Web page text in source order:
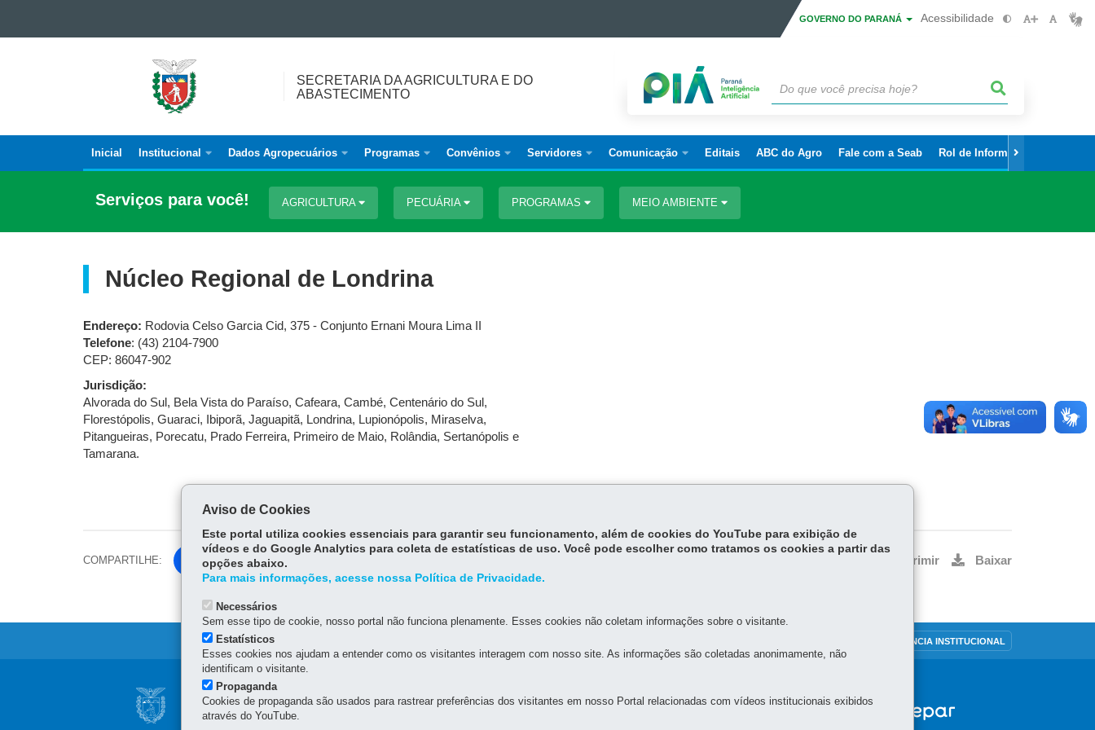
GOVERNO DO PARANÁ Acessibilidade
SECRETARIA
AGRICULTURA
DO
ABASTECIMENTO
SECRETARIA DA AGRICULTURA E DO
ABASTECIMENTO
Navegação
principal
Inicial Institucional Dados Agropecuários Programas Convênios Servidores Comunicação Editais ABC do Agro Fale com a Seab Rol de Informações Sigilosas
Serviços para você! AGRICULTURA PECUÁRIA PROGRAMAS MEIO AMBIENTE
Núcleo Regional de Londrina
Endereço: Rodovia Celso Garcia Cid, 375 - Conjunto Ernani Moura Lima II
Telefone: (43) 2104-7900
CEP: 86047-902
Jurisdição:
Alvorada do Sul, Bela Vista do Paraíso, Cafeara, Cambé, Centenário do Sul,
Florestópolis, Guaraci, Ibiporã, Jaguapitã, Londrina, Lupionópolis, Miraselva,
Pitangueiras, Porecatu, Prado Ferreira, Primeiro de Maio, Rolândia, Sertanópolis e
Tamarana.
COMPARTILHE:
Fa
ce
bo
ok
itt
Imprimir Baixar
TRANSPARÊNCIA INSTITUCIONAL
Navegação
principal
SECRETARIA DA AGRICULTURA E DO ABASTECIMENTO
Rua dos Funcionários, 1559
Aviso de Cookies
Este portal utiliza cookies essenciais para garantir seu funcionamento, além de cookies do YouTube para exibição de
vídeos e do Google Analytics para coleta de estatísticas de uso. Você pode escolher como tratamos os cookies a partir das
opções abaixo.
Para mais informações, acesse nossa Política de Privacidade.
Necessários
Sem esse tipo de cookie, nosso portal não funciona plenamente. Esses cookies não coletam informações sobre o visitante.
Estatísticos
Esses cookies nos ajudam a entender como os visitantes interagem com nosso site. As informações são coletadas anonimamente, não
identificam o visitante.
Propaganda
Cookies de propaganda são usados para rastrear preferências dos visitantes em nosso Portal relacionadas com vídeos institucionais exibidos
através do YouTube.